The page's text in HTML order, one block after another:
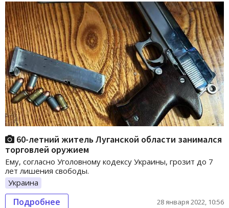
60-летний житель Луганской области занимался
торговлей оружием
Ему, согласно Уголовному кодексу Украины, грозит до 7
лет лишения свободы.
Украина
Подробнее 28 января 2022, 10:56